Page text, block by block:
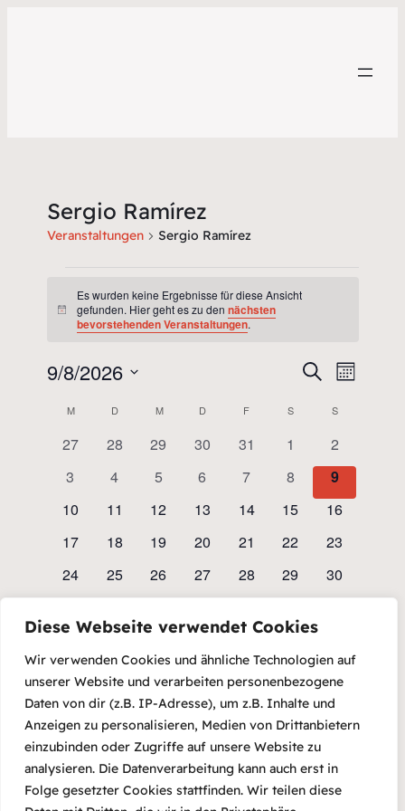
Diese Webseite verwendet Cookies
Wir verwenden Cookies und ähnliche Technologien auf
unserer Website und verarbeiten personenbezogene
Daten von dir (z.B. IP-Adresse), um z.B. Inhalte und
Anzeigen zu personalisieren, Medien von Drittanbietern
einzubinden oder Zugriffe auf unsere Website zu
analysieren. Die Datenverarbeitung kann auch erst in
Folge gesetzter Cookies stattfinden. Wir teilen diese
Sergio Ramírez
Veranstaltungen Sergio Ramírez
Veranstaltungen
Hinweis
Es wurden keine Ergebnisse für diese Ansicht
gefunden. Hier geht es zu dennächsten
bevorstehenden Veranstaltungen.
Suche
und
SucheMonat
9/8/2026
Kalender
von
Veranstaltungen
M MONTAG
D DIENSTAG
MMITTWOCH
D DONNERSTAG
F FREITAGSSAMSTAG
SSONNTAG
0
27
0
28
0
29
0
30
0
Veranstaltungen
31
0
Veranstaltungen
1
0
2
0
3
0
4
0
5
0
6
0
Veranstaltungen
7
0
Veranstaltungen
8
0
9
0
10
0
11
0
12
0
13
0
14
0
15
0
16
0
17
0
18
0
19
0
20
0
21
0
22
0
23
0
Veranstaltungen
24
0
Veranstaltungen
25
0
Veranstaltungen
26
0
Veranstaltungen
27
0
Veranstaltungen
28
0
Veranstaltungen
29
0
30
Veranstaltungen
Veranstaltungen
Veranstaltungen
Veranstaltungen
Veranstaltungen
Veranstaltungen
Hinweis
Es wurden keine Ergebnisse für diese Ansicht
bevorstehenden Veranstaltungen.
HinweisEs gibt keine Veranstaltungen an diesem Tag.
Juli Dieser Monat